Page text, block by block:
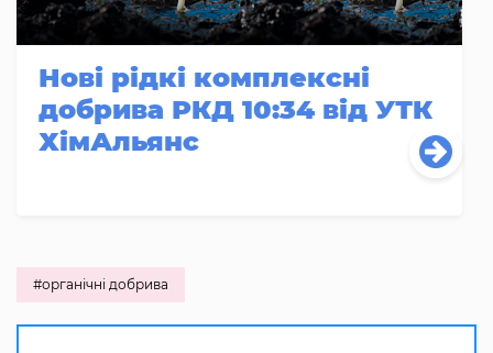
Нові рідкі комплексні
добрива РКД 10:34 від УТК
ХімАльянс
#органічні добрива